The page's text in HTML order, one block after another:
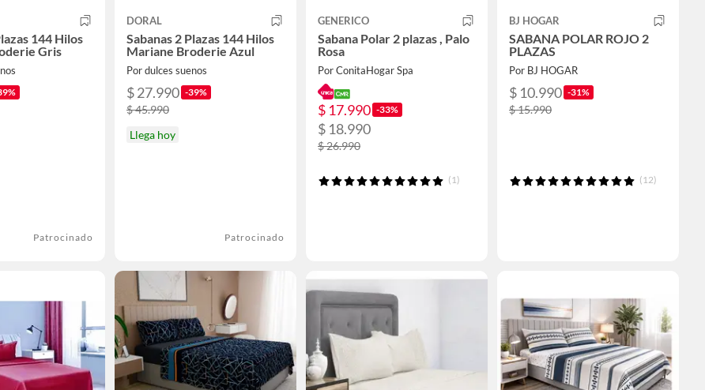
144 Hilos
Gris
Patrocinado
DORAL
Sabanas 2 Plazas 144 Hilos
Mariane Broderie Azul
Por dulces suenos
$ 27.990 -39%
$ 45.990
Llega hoy
Patrocinado
GENERICO
Sabana Polar 2 plazas , Palo
Rosa
Por ConitaHogar Spa
$ 17.990 -33%
$ 18.990
$ 26.990
(1)
BJ HOGAR
SABANA POLAR ROJO 2
PLAZAS
Por BJ HOGAR
$ 10.990 -31%
$ 15.990
(12)